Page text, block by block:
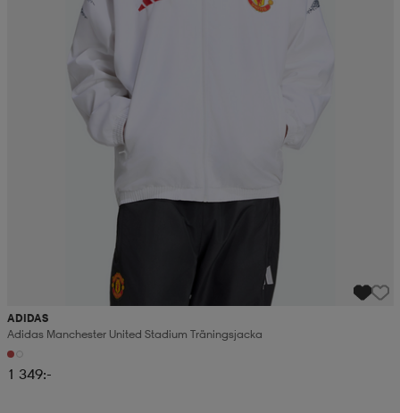
ADIDAS
Adidas Manchester United Stadium Träningsjacka
1 349:-